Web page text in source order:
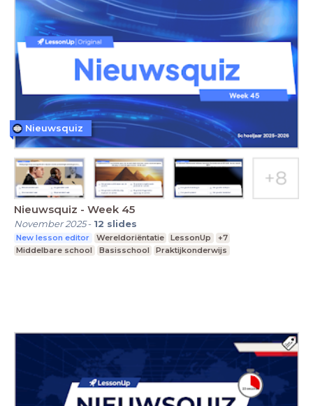
Nieuwsquiz - Week 45
November 2025- 12 slides
New lesson editor Wereldoriëntatie LessonUp
+7
Middelbare school
Basisschool Praktijkonderwijs
Nieuwsquiz